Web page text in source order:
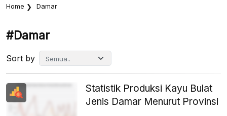
Home Damar
#damar
Sort by
Statistik Produksi Kayu Bulat
Jenis Damar Menurut Provinsi